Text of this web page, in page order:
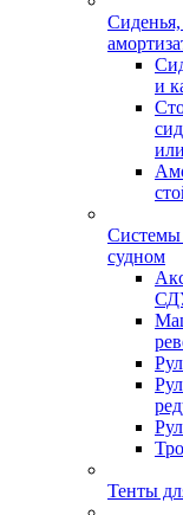
и
Системы
судном
Тенты